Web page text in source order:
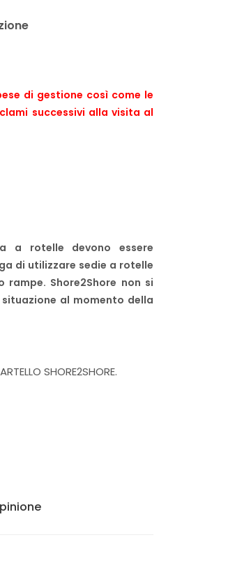
di gestione così come le
successivi alla visita al
a rotelle devono essere
di utilizzare sedie a rotelle
Shore2Shore non si
al momento della
SHORE2SHORE.